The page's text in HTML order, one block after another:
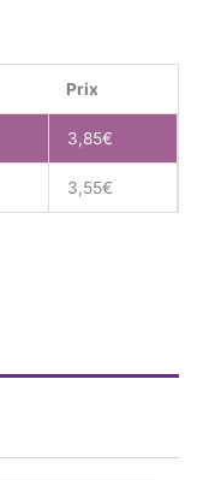
Prix
3,85€
3,55€